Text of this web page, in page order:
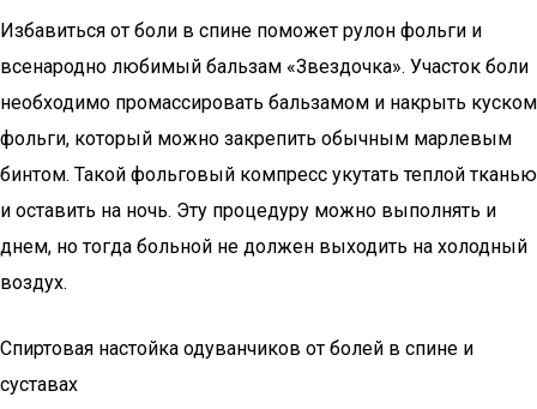
Избавиться от боли в спине поможет рулон фольги и
всенародно любимый бальзам «Звездочка». Участок боли
необходимо промассировать бальзамом и накрыть куском
фольги, который можно закрепить обычным марлевым
бинтом. Такой фольговый компресс укутать теплой тканью
и оставить на ночь. Эту процедуру можно выполнять и
днем, но тогда больной не должен выходить на холодный
воздух.
Спиртовая настойка одуванчиков от болей в спине и
суставах